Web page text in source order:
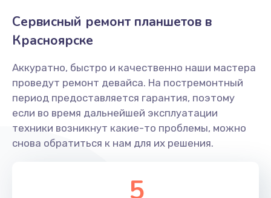
Сервисный ремонт планшетов в
Красноярске
Аккуратно, быстро и качественно наши мастера
проведут ремонт девайса. На постремонтный
период предоставляется гарантия, поэтому
если во время дальнейшей эксплуатации
техники возникнут какие-то проблемы, можно
снова обратиться к нам для их решения.
5